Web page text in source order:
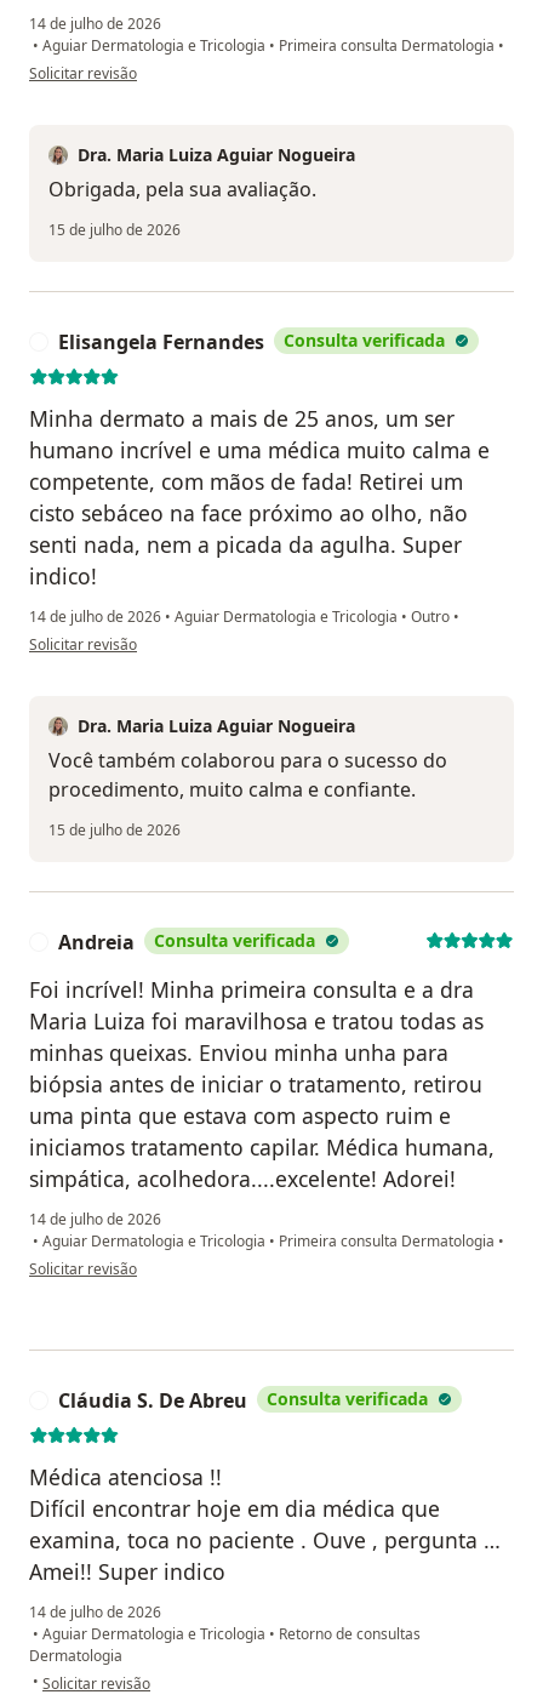
14 de julho de 2026
• Aguiar Dermatologia e Tricologia • Primeira consulta Dermatologia •
na opinião do utilizador Cleide
Solicitar revisão
Dra. Maria Luiza Aguiar Nogueira
Obrigada, pela sua avaliação.
15 de julho de 2026
Elisangela Fernandes Consulta verificada
Minha dermato a mais de 25 anos, um ser
humano incrível e uma médica muito calma e
competente, com mãos de fada! Retirei um
cisto sebáceo na face próximo ao olho, não
senti nada, nem a picada da agulha. Super
indico!
14 de julho de 2026 • Aguiar Dermatologia e Tricologia • Outro •
na opinião do utilizador Elisangela Fernandes
Solicitar revisão
Dra. Maria Luiza Aguiar Nogueira
Você também colaborou para o sucesso do
procedimento, muito calma e confiante.
15 de julho de 2026
Andreia Consulta verificada
Foi incrível! Minha primeira consulta e a dra
Maria Luiza foi maravilhosa e tratou todas as
minhas queixas. Enviou minha unha para
biópsia antes de iniciar o tratamento, retirou
uma pinta que estava com aspecto ruim e
iniciamos tratamento capilar. Médica humana,
simpática, acolhedora....excelente! Adorei!
14 de julho de 2026
• Aguiar Dermatologia e Tricologia • Primeira consulta Dermatologia •
na opinião do utilizador Andreia
Solicitar revisão
Cláudia S. De Abreu Consulta verificada
Médica atenciosa !!
Difícil encontrar hoje em dia médica que
examina, toca no paciente . Ouve , pergunta …
Amei!! Super indico
14 de julho de 2026
• Aguiar Dermatologia e Tricologia • Retorno de consultas
Dermatologia
• na opinião do utilizador Cláudia S. De Abreu
Solicitar revisão